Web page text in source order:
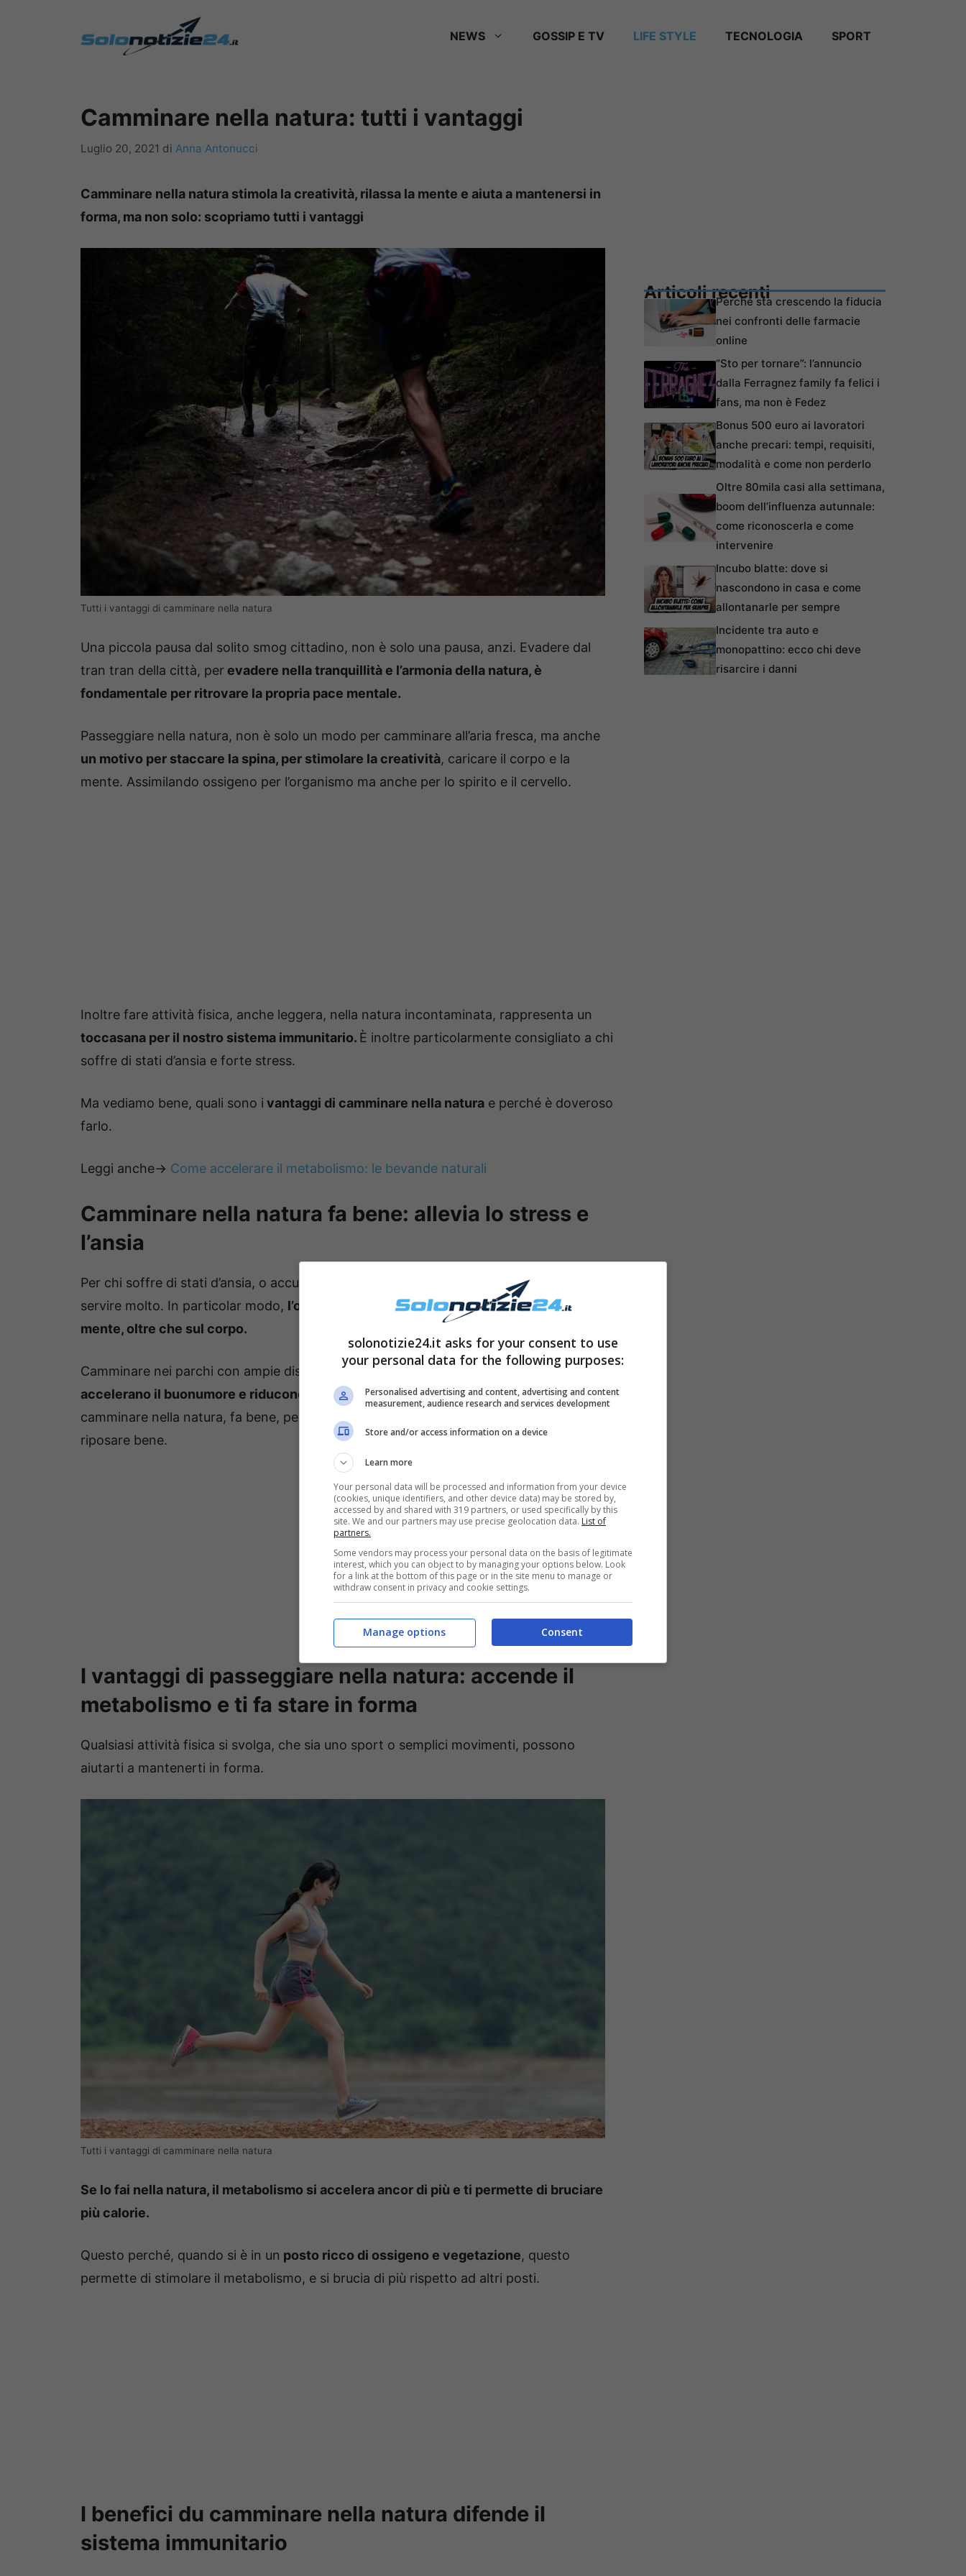
NEWS GOSSIP E TV LIFE STYLE TECNOLOGIA SPORT
Camminare nella natura: tutti i vantaggi
Luglio 20, 2021 di Anna Antonucci
Camminare nella natura stimola la creatività, rilassa la mente e aiuta a mantenersi in
forma, ma non solo: scopriamo tutti i vantaggi
Tutti i vantaggi di camminare nella natura
Una piccola pausa dal solito smog cittadino, non è solo una pausa, anzi. Evadere dal
tran tran della città, per evadere nella tranquillità e l’armonia della natura, è
fondamentale per ritrovare la propria pace mentale.
Passeggiare nella natura, non è solo un modo per camminare all’aria fresca, ma anche
un motivo per staccare la spina, per stimolare la creatività, caricare il corpo e la
mente. Assimilando ossigeno per l’organismo ma anche per lo spirito e il cervello.
Inoltre fare attività fisica, anche leggera, nella natura incontaminata, rappresenta un
toccasana per il nostro sistema immunitario. È inoltre particolarmente consigliato a chi
soffre di stati d’ansia e forte stress.
Ma vediamo bene, quali sono i vantaggi di camminare nella natura e perché è doveroso
farlo.
Leggi anche-> Come accelerare il metabolismo: le bevande naturali
Camminare nella natura fa bene: allevia lo stress e
l’ansia
Per chi soffre di stati d’ansia, o accumula molto stress, camminare nella natura può
servire molto. In particolar modo, l’ossigeno e l’aria aperta hanno un effetto relax sulla
mente, oltre che sul corpo.
Camminare nei parchi con ampie distese verdi, stimola
l’endorfina e la serotonina che
accelerano il buonumore e riducono il livello di ansia.Inoltre per chi soffre di insonnia,
camminare nella natura, fa bene, perché riduce i disturbi del sonno, permettendoti di
riposare bene.
I vantaggi di passeggiare nella natura: accende il
metabolismo e ti fa stare in forma
Qualsiasi attività fisica si svolga, che sia uno sport o semplici movimenti, possono
aiutarti a mantenerti in forma.
Tutti i vantaggi di camminare nella natura
Se lo fai nella natura, il metabolismo si accelera ancor di più e ti permette di bruciare
più calorie.
Questo perché, quando si è in un posto ricco di ossigeno e vegetazione, questo
permette di stimolare il metabolismo, e si brucia di più rispetto ad altri posti.
I benefici du camminare nella natura difende il
sistema immunitario
Articoli recentiPerché sta crescendo la fiducia
nei confronti delle farmacie
online
“Sto per tornare”: l’annuncio
dalla Ferragnez family fa felici i
fans, ma non è Fedez
Bonus 500 euro ai lavoratori
anche precari: tempi, requisiti,
modalità e come non perderlo
Oltre 80mila casi alla settimana,
boom dell’influenza autunnale:
come riconoscerla e come
intervenire
Incubo blatte: dove si
nascondono in casa e come
allontanarle per sempre
Incidente tra auto e
monopattino: ecco chi deve
risarcire i danni
solonotizie24.it asks for your consent to use
your personal data for the following purposes:
Personalised advertising and content, advertising and content
measurement, audience research and services development
Store and/or access information on a device
Learn more
Your personal data will be processed and information from your device
(cookies, unique identifiers, and other device data) may be stored by,
accessed by and shared with 319 partners, or used specifically by this
site. We and our partners may use precise geolocation data. List of
partners.
Some vendors may process your personal data on the basis of legitimate
interest, which you can object to by managing your options below. Look
for a link at the bottom of this page or in the site menu to manage or
withdraw consent in privacy and cookie settings.
Consent
Manage options